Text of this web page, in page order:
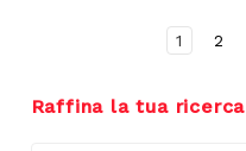
1 2
Raffina la tua ricerca